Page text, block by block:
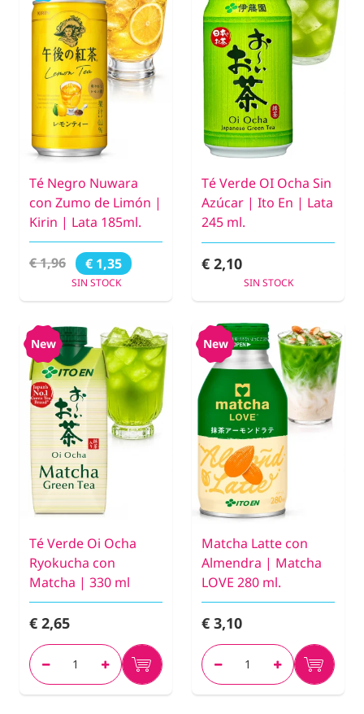
Té Negro Nuwara
con Zumo de Limón |
Kirin | Lata 185ml.
€ 1,96 € 1,35
SIN STOCK
Té Verde OI Ocha Sin
Azúcar | Ito En | Lata
245 ml.
€ 2,10
SIN STOCK
New
Té Verde Oi Ocha
Ryokucha con
Matcha | 330 ml
€ 2,65
New
Matcha Latte con
Almendra | Matcha
LOVE 280 ml.
€ 3,10